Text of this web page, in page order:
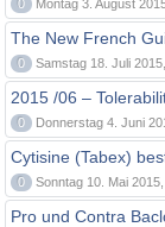
0 Montag 3. August
The New French
0 Samstag 18. Juli
2015 /06 –
0 Donnerstag 4. Juni
Cytisine (Tabex)
0 Sonntag 10. Mai 2015,
Pro und Contra